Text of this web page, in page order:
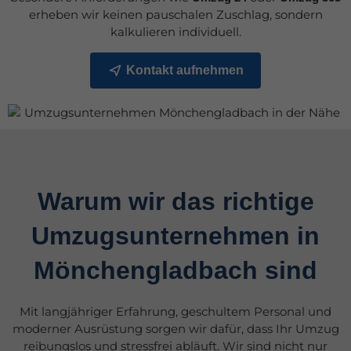
erheben wir keinen pauschalen Zuschlag, sondern
kalkulieren individuell.
Kontakt aufnehmen
Warum wir das richtige
Umzugsunternehmen in
Mönchengladbach sind
Mit langjähriger Erfahrung, geschultem Personal und
moderner Ausrüstung sorgen wir dafür, dass Ihr Umzug
reibungslos und stressfrei abläuft. Wir sind nicht nur